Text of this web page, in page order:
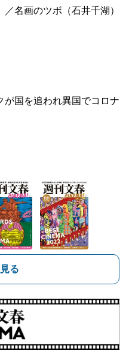
名画のツボ（石井千湖）
が国を追われ異国でコロナ
る